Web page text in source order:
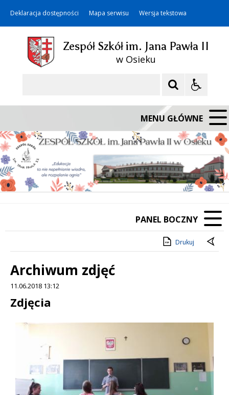
Deklaracja dostępności Mapa serwisu Wersja tekstowa
Zespół Szkół im. Jana Pawła II
w Osieku
MENU GŁÓWNE
PANEL BOCZNY
Drukuj
Archiwum zdjęć
11.06.2018 13:12
Treść
Zdjęcia